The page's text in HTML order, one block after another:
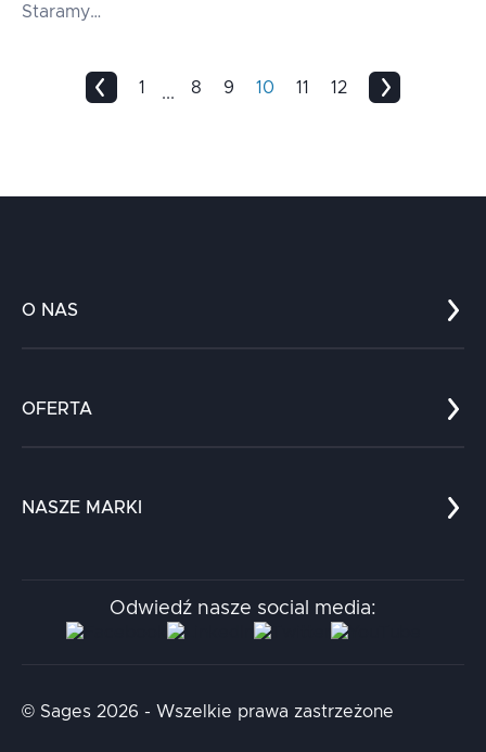
Staramy…
1 ... 8 9 10 11 12
O NAS
Kariera
Kontakt
OFERTA
Chatboty
NASZE MARKI
Aidapta
AI & NLP Day
Odwiedź nasze social media:
© Sages 2026 - Wszelkie prawa zastrzeżone